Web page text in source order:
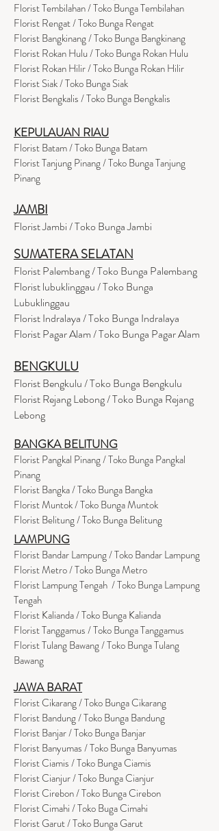
Florist Tembilahan / Toko Bunga Tembilahan
Florist Rengat / Toko Bunga Rengat
Florist Bangkinang / Toko Bunga Bangkinang
Florist Rokan Hulu / Toko Bunga Rokan Hulu
Florist Rokan Hilir / Toko Bunga Rokan Hilir
Florist Siak / Toko Bunga Siak
Florist Bengkalis / Toko Bunga Bengkalis
KEPULAUAN RIAU
Florist Batam / Toko Bunga Batam
Florist Tanjung Pinang / Toko Bunga Tanjung
Pinang
JAMBI
Florist Jambi / Toko Bunga Jambi
SUMATERA SELATAN
Florist Palembang / Toko Bunga Palembang
Florist lubuklinggau / Toko Bunga
Lubuklinggau
Florist Indralaya / Toko Bunga Indralaya
Florist Pagar Alam / Toko Bunga Pagar Alam
BENGKULU
Florist Bengkulu / Toko Bunga Bengkulu
Florist Rejang Lebong / Toko Bunga Rejang
Lebong
BANGKA BELITUNG
Florist Pangkal Pinang / Toko Bunga Pangkal
Pinang
Florist Bangka / Toko Bunga Bangka
Florist Muntok / Toko Bunga Muntok
Florist Belitung / Toko Bunga Belitung
LAMPUNG
Florist Bandar Lampung / Toko Bandar Lampung
Florist Metro / Toko Bunga Metro
Florist Lampung Tengah / Toko Bunga Lampung
Tengah
Florist Kalianda / Toko Bunga Kalianda
Florist Tanggamus / Toko Bunga Tanggamus
Florist Tulang Bawang / Toko Bunga Tulang
Bawang
JAWA BARAT
Florist Cikarang/ Toko Bunga Cikarang
Florist Bandung / Toko Bunga Bandung
Florist Banjar / Toko Bunga Banjar
Florist Banyumas / Toko Bunga Banyumas
Florist Ciamis / Toko Bunga Ciamis
Florist Cianjur / Toko Bunga Cianjur
Florist Cirebon / Toko Bunga Cirebon
Florist Cimahi / Toko Buga Cimahi
Florist Garut / Toko Bunga Garut